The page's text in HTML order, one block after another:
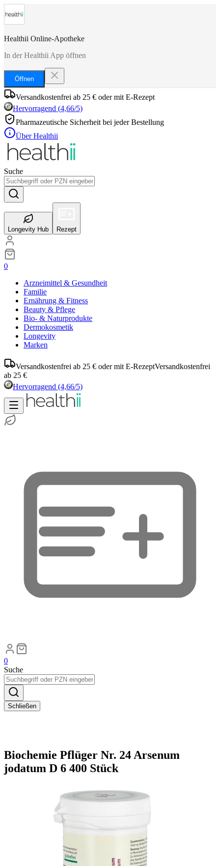
Healthii Online-Apotheke
In der Healthii App öffnen
Öffnen
Versandkostenfrei ab 25 € oder mit E-Rezept
Hervorragend (4,66/5)
Pharmazeutische Sicherheit bei jeder Bestellung
Über Healthii
Suche
Longevity Hub Rezept
0
Arzneimittel & Gesundheit
Familie
Ernährung & Fitness
Beauty & Pflege
Bio- & Naturprodukte
Dermokosmetik
Longevity
Marken
Versandkostenfrei ab 25 € oder mit E-RezeptVersandkostenfrei
ab 25 €
Hervorragend (4,66/5)
0
Suche
Schließen
Biochemie Pflüger Nr. 24 Arsenum
jodatum D 6 400 Stück